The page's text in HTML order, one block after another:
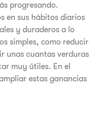
progresando.
en sus hábitos diarios
y duraderos a lo
simples, como reducir
unas cuantas verduras
muy útiles. En el
estas ganancias